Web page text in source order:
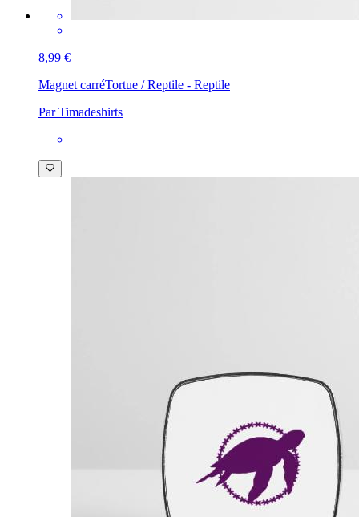
8,99 €
Magnet carréTortue / Reptile - Reptile
Par Timadeshirts